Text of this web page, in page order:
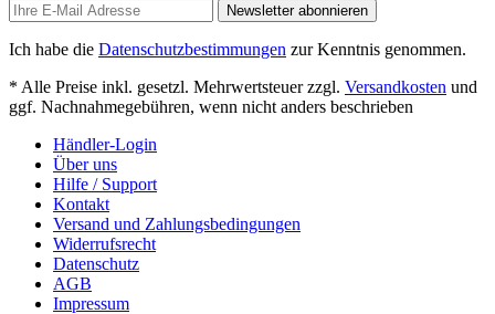
Newsletter abonnieren
Ich habe die Datenschutzbestimmungen zur Kenntnis genommen.
* Alle Preise inkl. gesetzl. Mehrwertsteuer zzgl. Versandkosten und
ggf. Nachnahmegebühren, wenn nicht anders beschrieben
Händler-Login
Über uns
Hilfe / Support
Kontakt
Versand und Zahlungsbedingungen
Widerrufsrecht
Datenschutz
AGB
Impressum